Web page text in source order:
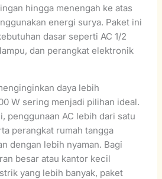
hingga menengah ke atas
energi surya. Paket ini
dasar seperti AC 1/2
dan perangkat elektronik
daya lebih
W sering menjadi pilihan ideal.
penggunaan AC lebih dari satu
perangkat rumah tangga
dengan lebih nyaman. Bagi
besar atau kantor kecil
yang lebih banyak, paket